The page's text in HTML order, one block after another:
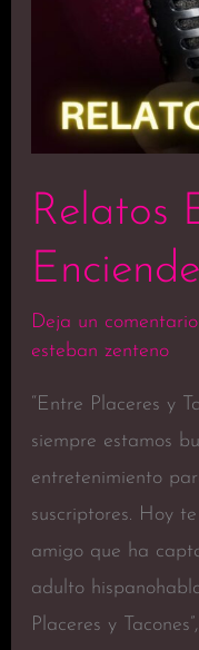
Relatos
Deja un comentario
esteban zenteno
“Entre Placeres y
siempre estamos
entretenimiento
suscriptores. Hoy
amigo que ha
adulto
Placeres y